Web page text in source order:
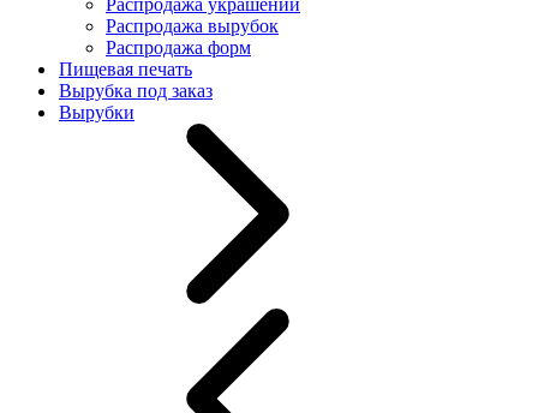
Распродажа украшений
Распродажа вырубок
Распродажа форм
Пищевая печать
Вырубка под заказ
Вырубки